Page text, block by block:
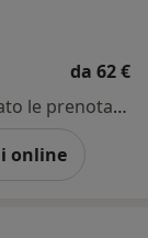
da 62 €
Questo dottore non ha ancora attivato le prenotazioni online presso questo indirizzo.
online